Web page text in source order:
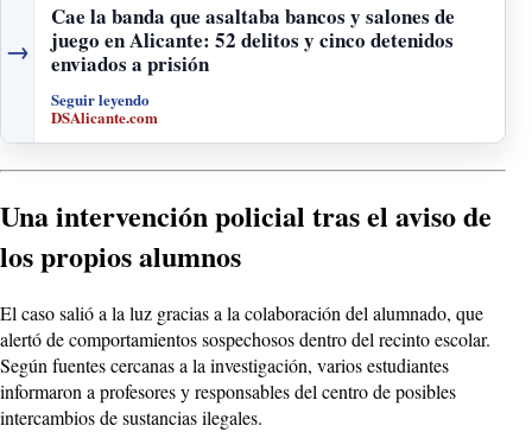
→
Cae la banda que asaltaba bancos y salones de
juego en Alicante: 52 delitos y cinco detenidos
enviados a prisión
Seguir leyendo
DSAlicante.com
Una intervención policial tras el aviso de
los propios alumnos
El caso salió a la luz gracias a la colaboración del alumnado, que
alertó de comportamientos sospechosos dentro del recinto escolar.
Según fuentes cercanas a la investigación, varios estudiantes
informaron a profesores y responsables del centro de posibles
intercambios de sustancias ilegales.